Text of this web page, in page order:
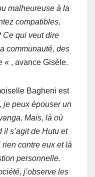
malheureuse à la
compatibles,
Ce qui veut dire
communauté, des
« , avance Gisèle.
Bagheni est
je peux épouser un
Mais, là où
il s’agit de Hutu et
rien contre eux et là
personnelle.
j’observe les